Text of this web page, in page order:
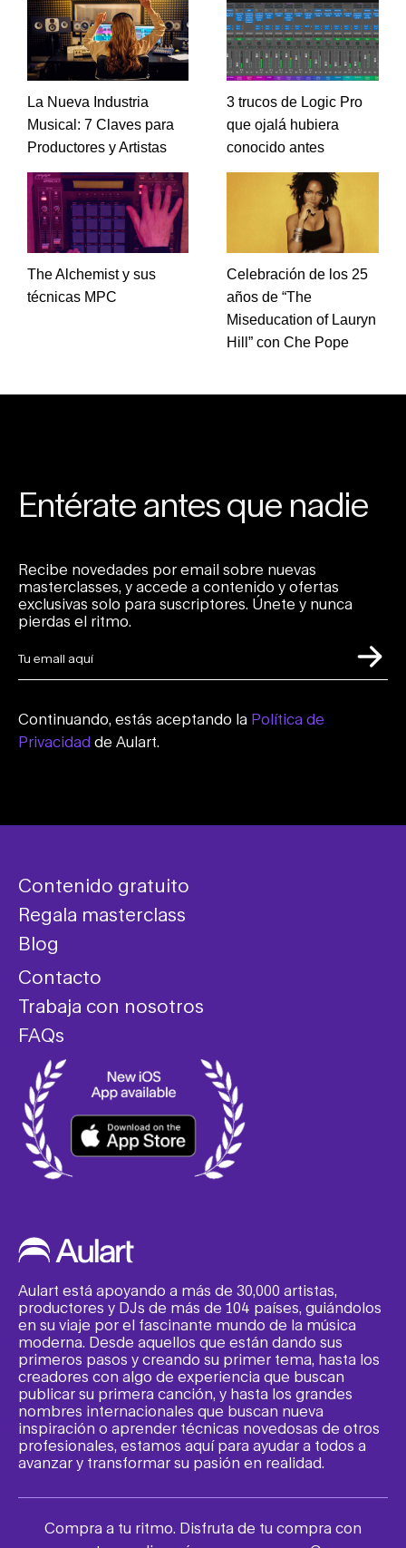
La Nueva Industria
Musical: 7 Claves para
Productores y Artistas
3 trucos de Logic Pro
que ojalá hubiera
conocido antes
The Alchemist y sus
técnicas MPC
Celebración de los 25
años de “The
Miseducation of Lauryn
Hill” con Che Pope
Entérate antes que nadie
Recibe novedades por email sobre nuevas
masterclasses, y accede a contenido y ofertas
exclusivas solo para suscriptores. Únete y nunca
pierdas el ritmo.
Continuando, estás aceptando la Política de
Privacidad de Aulart.
Contenido gratuito
Regala masterclass
Blog
Contacto
Trabaja con nosotros
FAQs
Aulart está apoyando a más de 30,000 artistas,
productores y DJs de más de 104 países, guiándolos
en su viaje por el fascinante mundo de la música
moderna. Desde aquellos que están dando sus
primeros pasos y creando su primer tema, hasta los
creadores con algo de experiencia que buscan
publicar su primera canción, y hasta los grandes
nombres internacionales que buscan nueva
inspiración o aprender técnicas novedosas de otros
profesionales, estamos aquí para ayudar a todos a
avanzar y transformar su pasión en realidad.
Compra a tu ritmo. Disfruta de tu compra con